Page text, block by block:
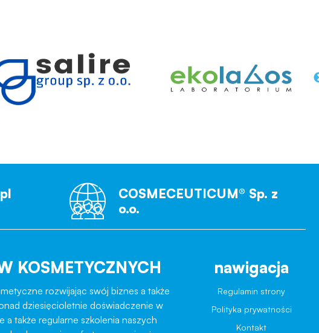
COSMECEUTICUM® Sp. z
o.o.
KOSMETYCZNYCH
rozwijając swój biznes a także
dziesięcioletnie doświadczenie w
także regularne szkolenia naszych
nawigacja
Regulamin strony
Polityka prywatności
Kontakt